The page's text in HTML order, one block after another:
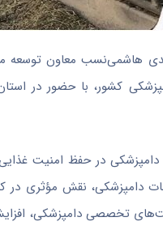
هاشمی‌نسب معاون توسعه
کشور، با حضور در
در حفظ امنیت
دامپزشکی، نقش مؤثری در
تخصصی دامپزشکی،